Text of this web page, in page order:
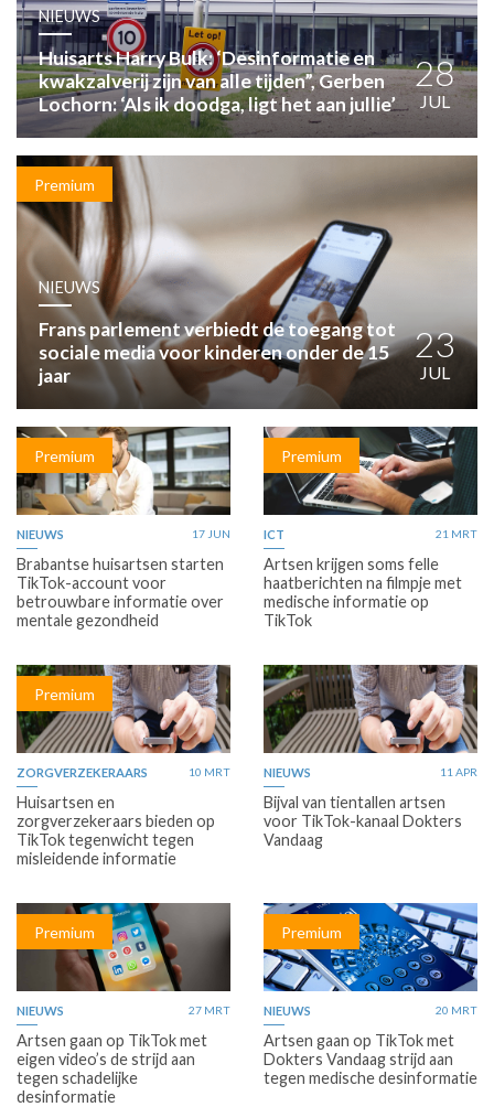
PRAKTIJKZAKEN
TARIEVEN
VPHUISARTSEN
MEDISCHE VAKHANDEL
INLOGGEN
REGISTRATIE
NIEUWS
Huisarts Harry Bulk: ‘Desinformatie en
kwakzalverij zijn van alle tijden”, Gerben
Lochorn: ‘Als ik doodga, ligt het aan jullie’
28
JUL
Premium
NIEUWS
Frans parlement verbiedt de toegang tot
sociale media voor kinderen onder de 15
jaar
23
JUL
Premium
NIEUWS 17 JUN
Brabantse huisartsen starten
TikTok-account voor
betrouwbare informatie over
mentale gezondheid
Premium
ICT 21 MRT
Artsen krijgen soms felle
haatberichten na filmpje met
medische informatie op
TikTok
Premium
ZORGVERZEKERAARS 10 MRT
Huisartsen en
zorgverzekeraars bieden op
TikTok tegenwicht tegen
misleidende informatie
NIEUWS 11 APR
Bijval van tientallen artsen
voor TikTok-kanaal Dokters
Vandaag
Premium
NIEUWS 27 MRT
Artsen gaan op TikTok met
eigen video’s de strijd aan
tegen schadelijke
desinformatie
Premium
NIEUWS 20 MRT
Artsen gaan op TikTok met
Dokters Vandaag strijd aan
tegen medische desinformatie